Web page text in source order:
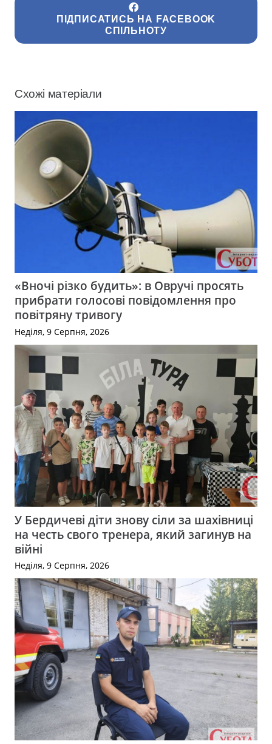
ПІДПИСАТИСЬ НА FACEBOOK
СПІЛЬНОТУ
Схожі матеріали
«Вночі різко будить»: в Овручі просять
прибрати голосові повідомлення про
повітряну тривогу
Неділя, 9 Серпня, 2026
У Бердичеві діти знову сіли за шахівниці
на честь свого тренера, який загинув на
війні
Неділя, 9 Серпня, 2026